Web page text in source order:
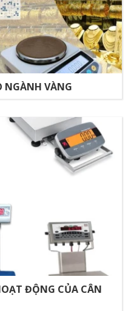
NGÀNH VÀNG
ĐỘNG CỦA CÂN